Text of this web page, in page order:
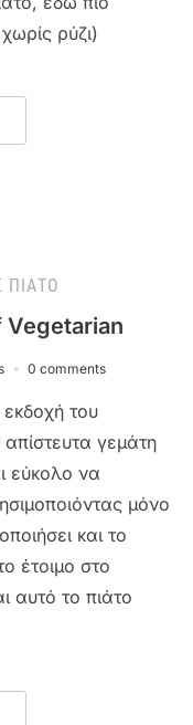
ρύζι)
ΠΙΆΤΟ
Vegetarian
0 comments
του
γεμάτη
εύκολο να
μόνο
και το
έτοιμο στο
αυτό το πιάτο